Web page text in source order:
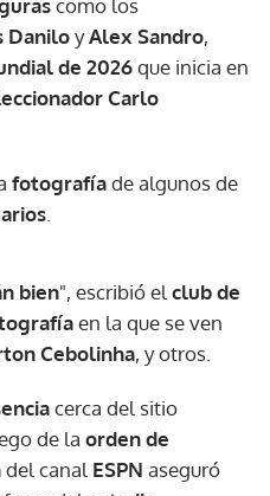
como los
DaniloyAlex Sandro,
de 2026que inicia en
Carlo
fotografíade algunos de
bien", escribió el club de
en la que se ven
Cebolinha, y otros.
cerca del sitio
de la orden de
del canal ESPN aseguró